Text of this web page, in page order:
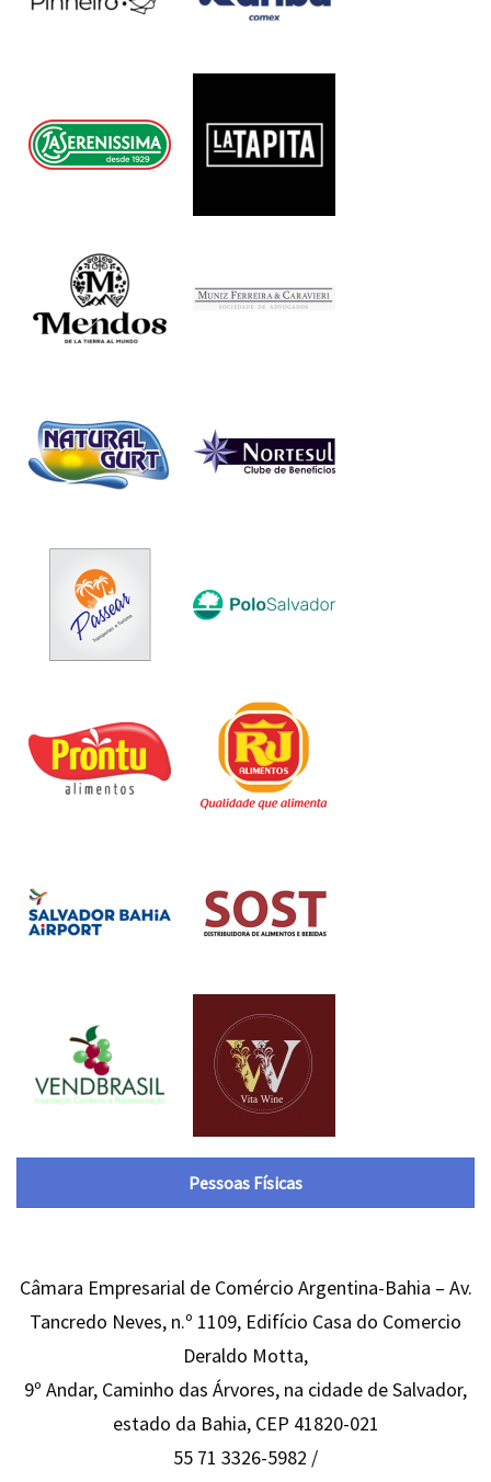
Pessoas Físicas
Câmara Empresarial de Comércio Argentina-Bahia – Av.
Tancredo Neves, n.º 1109, Edifício Casa do Comercio
Deraldo Motta,
9º Andar, Caminho das Árvores, na cidade de Salvador,
estado da Bahia, CEP 41820-021
55 71 3326-5982 /